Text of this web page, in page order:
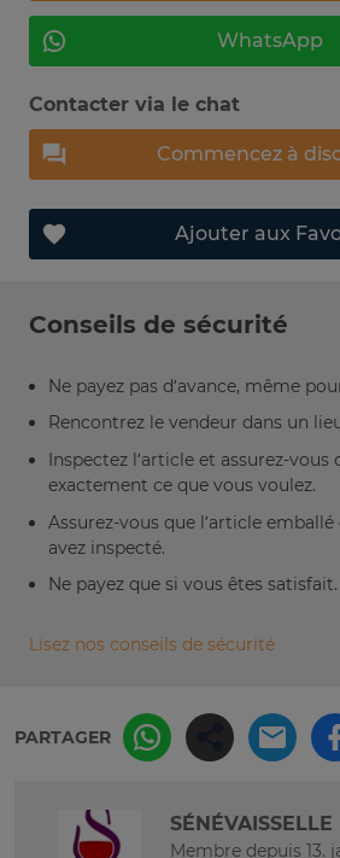
WhatsApp
Contacter via le chat
Commencez à
Ajouter aux
Conseils de sécurité
Ne payez pas d’avance, même
Rencontrez le vendeur dans un
Inspectez l’article et assurez-vous
exactement ce que vous voulez.
Assurez-vous que l’article
avez inspecté.
Ne payez que si vous êtes satisfait.
Lisez nos conseils de sécurité
PARTAGER
SÉNÉVAISSELLE
Membre depuis 13.